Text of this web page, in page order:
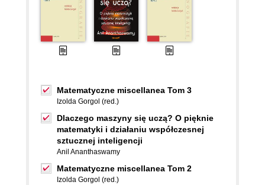
Matematyczne miscellanea Tom 3
Izolda Gorgol (red.)
Dlaczego maszyny się uczą? O pięknie
matematyki i działaniu współczesnej
sztucznej inteligencji
Anil Ananthaswamy
Matematyczne miscellanea Tom 2
Izolda Gorgol (red.)